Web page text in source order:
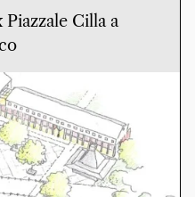
Piazzale Cilla a